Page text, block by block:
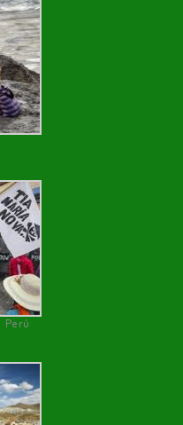
Perú